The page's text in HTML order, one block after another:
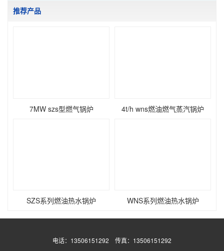
推荐产品
7MW szs型燃气锅炉 4t/h wns燃油燃气蒸汽锅炉
SZS系列燃油热水锅炉 WNS系列燃油热水锅炉
电话：13506151292 传真：13506151292